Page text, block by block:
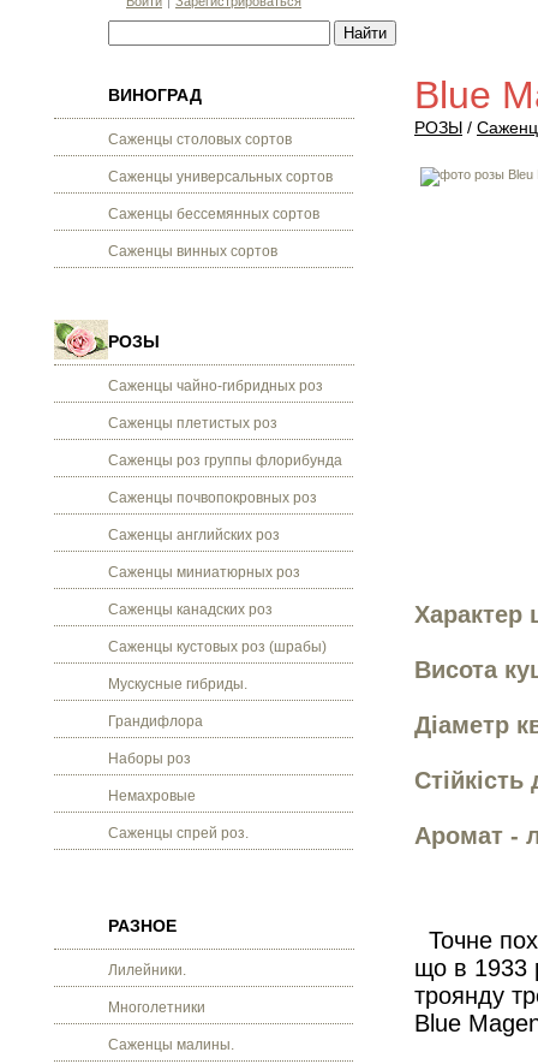
ВИНОГРАД
Саженцы столовых сортов
Саженцы универсальных сортов
Саженцы бессемянных сортов
Саженцы винных сортов
РОЗЫ
Саженцы чайно-гибридных роз
Саженцы плетистых роз
Саженцы роз группы флорибунда
Саженцы почвопокровных роз
Саженцы английских роз
Саженцы миниатюрных роз
Саженцы канадских роз
Саженцы кустовых роз (шрабы)
Мускусные гибриды.
Грандифлора
Наборы роз
Немахровые
Саженцы спрей роз.
РАЗНОЕ
Лилейники.
Многолетники
Саженцы малины.
Blue
РОЗЫ /
Характер
Висота
Діаметр
Аромат -
Точне
що в 1933
троянду
Blue